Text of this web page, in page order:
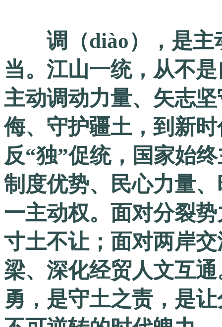
调（diào），是主
当。江山一统，从不
主动调动力量、矢志
侮、守护疆土，到新
反“独”促统，国家始
制度优势、民心力量
一主动权。面对分裂
寸土不让；面对两岸
梁、深化经贸人文互
勇，是守土之责，是